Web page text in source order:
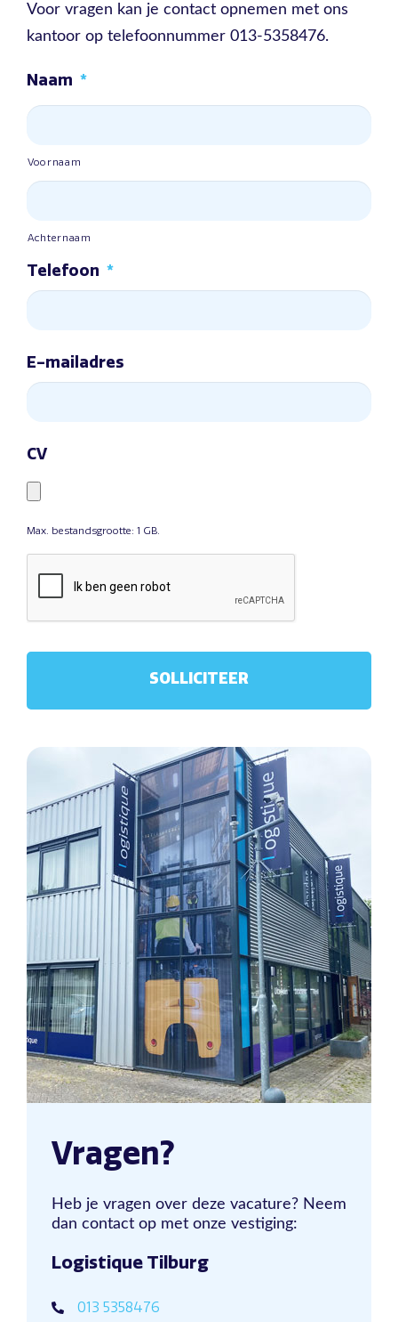
Voor vragen kan je contact opnemen met ons
kantoor op telefoonnummer 013-5358476.
Naam *
Voornaam
Achternaam
Telefoon *
E-mailadres
CV
Max. bestandsgrootte: 1 GB.
Vragen?
Heb je vragen over deze vacature? Neem
dan contact op met onze vestiging:
Logistique Tilburg
013 5358476